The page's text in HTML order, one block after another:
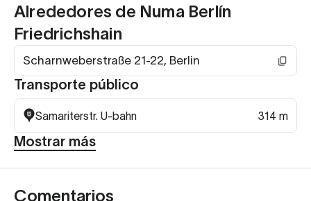
Alrededores de Numa Berlín
Friedrichshain
Scharnweberstraße 21-22, Berlin
Transporte público
Samariterstr. U-bahn 314 m
Mostrar más
Comentarios